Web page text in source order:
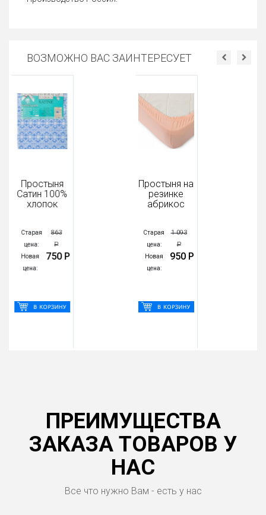
ВОЗМОЖНО ВАС ЗАИНТЕРЕСУЕТ
Простыня
Сатин 100%
хлопок
Старая
цена:
863
Р
Новая
цена:
750 Р
Простыня на
резинке
абрикос
Старая
цена:
1 093
Р
Новая
цена:
950 Р
ПРЕИМУЩЕСТВА
ЗАКАЗА ТОВАРОВ У
НАС
Все что нужно Вам - есть у нас